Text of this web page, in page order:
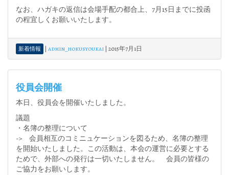
なお、ハガキの返信は会場手配の都合上、7月15日までに投函
の程宜しくお願いいたします。
新着情報 | admin_hokusyoukai | 2015年7月1日
役員会開催
本日、役員会を開催いたしました。
議題
・名簿の整理について
-> 会員相互のコミニュケーションを図るため、名簿の整理
を開始いたしました。この活動は、本会の運営に必要とする
ためで、外部への発行は一切いたしません。 会員の皆様の
ご協力をお願いします。